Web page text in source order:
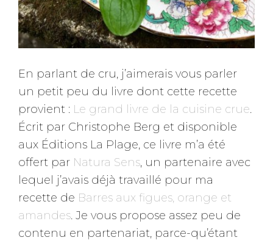
En parlant de cru, j’aimerais vous parler
un petit peu du livre dont cette recette
provient : Le grand livre de la cuisine crue.
Écrit par Christophe Berg et disponible
aux Éditions La Plage, ce livre m’a été
offert par Natura Sens, un partenaire avec
lequel j’avais déjà travaillé pour ma
recette de Barres aux figues, orange et
amandes. Je vous propose assez peu de
contenu en partenariat, parce-qu’étant